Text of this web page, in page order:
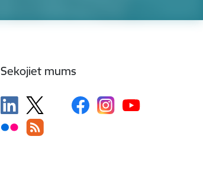
Sekojiet mums